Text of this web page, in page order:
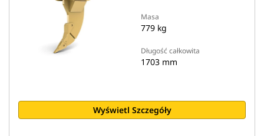
Masa
779 kg
Długość całkowita
1703 mm
Wyświetl Szczegóły